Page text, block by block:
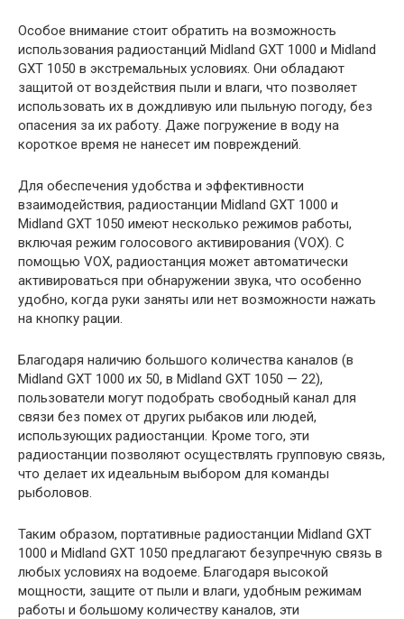
Особое внимание стоит обратить на возможность
использования радиостанций Midland GXT 1000 и Midland
GXT 1050 в экстремальных условиях. Они обладают
защитой от воздействия пыли и влаги, что позволяет
использовать их в дождливую или пыльную погоду, без
опасения за их работу. Даже погружение в воду на
короткое время не нанесет им повреждений.
Для обеспечения удобства и эффективности
взаимодействия, радиостанции Midland GXT 1000 и
Midland GXT 1050 имеют несколько режимов работы,
включая режим голосового активирования (VOX). С
помощью VOX, радиостанция может автоматически
активироваться при обнаружении звука, что особенно
удобно, когда руки заняты или нет возможности нажать
на кнопку рации.
Благодаря наличию большого количества каналов (в
Midland GXT 1000 их 50, в Midland GXT 1050 — 22),
пользователи могут подобрать свободный канал для
связи без помех от других рыбаков или людей,
использующих радиостанции. Кроме того, эти
радиостанции позволяют осуществлять групповую связь,
что делает их идеальным выбором для команды
рыболовов.
Таким образом, портативные радиостанции Midland GXT
1000 и Midland GXT 1050 предлагают безупречную связь в
любых условиях на водоеме. Благодаря высокой
мощности, защите от пыли и влаги, удобным режимам
работы и большому количеству каналов, эти